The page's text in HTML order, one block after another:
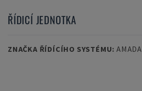
ŘÍDICÍ JEDNOTKA
ZNAČKA ŘÍDÍCÍHO SYSTÉMU: AMADA